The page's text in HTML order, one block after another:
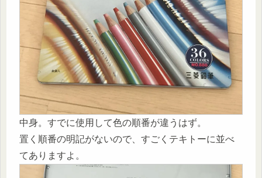
中身。すでに使用して色の順番が違うはず。
置く順番の明記がないので、すごくテキトーに並べ
てありますよ。